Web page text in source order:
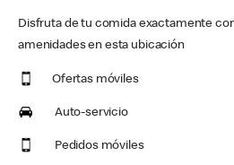
Disfruta de tu comida exactamente
amenidades en esta ubicación
Ofertas móviles
Auto-servicio
Pedidos móviles